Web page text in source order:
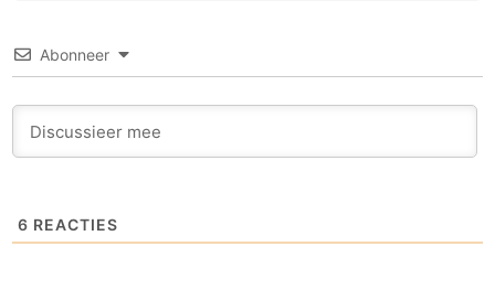
Abonneer
6 REACTIES